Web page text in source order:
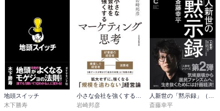
地頭スイッチ
木下勝寿
岩崎邦彦
斎藤幸平